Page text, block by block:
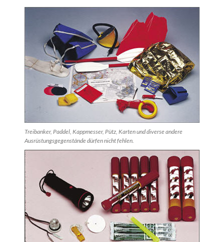
Treibanker, Paddel, Kappmesser, Pütz, Karten und diverse andere
Ausrüstungsgegenstände dürfen nicht fehlen.